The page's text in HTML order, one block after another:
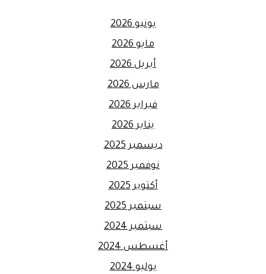
يونيو 2026
مايو 2026
أبريل 2026
مارس 2026
فبراير 2026
يناير 2026
ديسمبر 2025
نوفمبر 2025
أكتوبر 2025
سبتمبر 2025
سبتمبر 2024
أغسطس 2024
يوليو 2024